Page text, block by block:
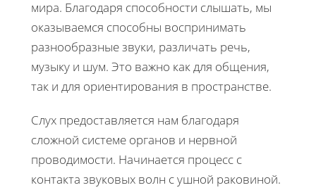
мира. Благодаря способности слышать, мы
оказываемся способны воспринимать
разнообразные звуки, различать речь,
музыку и шум. Это важно как для общения,
так и для ориентирования в пространстве.
Слух предоставляется нам благодаря
сложной системе органов и нервной
проводимости. Начинается процесс с
контакта звуковых волн с ушной раковиной.